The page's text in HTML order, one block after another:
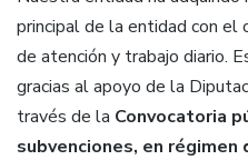
principal de la entidad con el
de atención y trabajo diario.
gracias al apoyo de la
través de la Convocatoria
subvenciones, en régimen